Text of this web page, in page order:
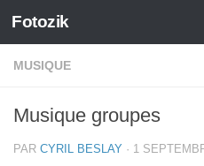
Skip to content
Fotozik
MUSIQUE
Musique groupes
PAR CYRIL BESLAY · 1